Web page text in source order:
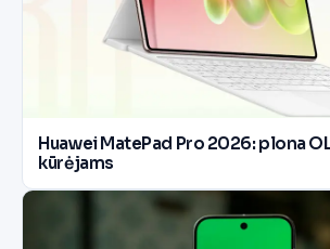
Huawei MatePad Pro 2026: plona
kūrėjams